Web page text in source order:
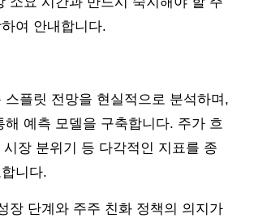
여 안내합니다.
스플릿 전망을 현실적으로 분석하며,
해 예측 모델을 구축합니다. 주가 흐
장 분위기 등 다각적인 지표를 종
니다.
장 단계와 주주 친화 정책의 의지가